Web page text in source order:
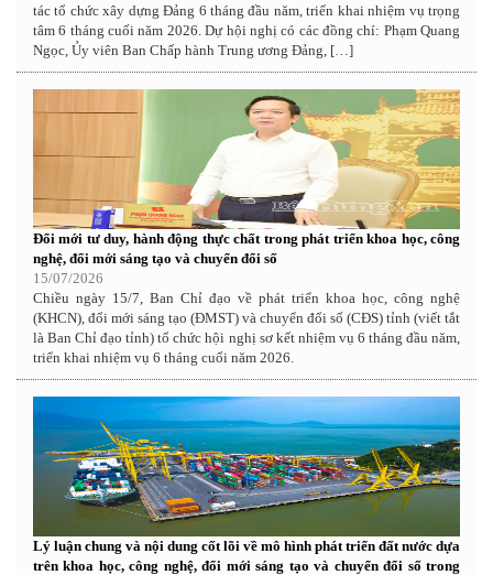
tác tổ chức xây dựng Đảng 6 tháng đầu năm, triển khai nhiệm vụ trọng
tâm 6 tháng cuối năm 2026. Dự hội nghị có các đồng chí: Phạm Quang
Ngọc, Ủy viên Ban Chấp hành Trung ương Đảng, […]
Đổi mới tư duy, hành động thực chất trong phát triển khoa học, công
nghệ, đổi mới sáng tạo và chuyển đổi số
15/07/2026
Chiều ngày 15/7, Ban Chỉ đạo về phát triển khoa học, công nghệ
(KHCN), đổi mới sáng tạo (ĐMST) và chuyển đổi số (CĐS) tỉnh (viết tắt
là Ban Chỉ đạo tỉnh) tổ chức hội nghị sơ kết nhiệm vụ 6 tháng đầu năm,
triển khai nhiệm vụ 6 tháng cuối năm 2026.
Lý luận chung và nội dung cốt lõi về mô hình phát triển đất nước dựa
trên khoa học, công nghệ, đổi mới sáng tạo và chuyển đổi số trong